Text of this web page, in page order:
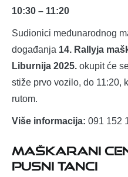
10:30 – 11:20
Sudionici međunarodnog
događanja 14. Rallyja
Liburnija 2025. okupit će
stiže prvo vozilo, do 11:20,
rutom.
Više informacija: 091 152
Maškarani
Pusni tanci